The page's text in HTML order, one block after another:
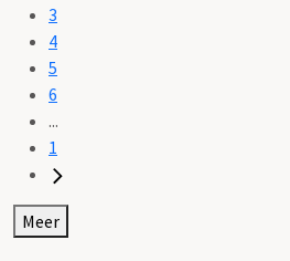
3
4
5
6
...
1
Meer